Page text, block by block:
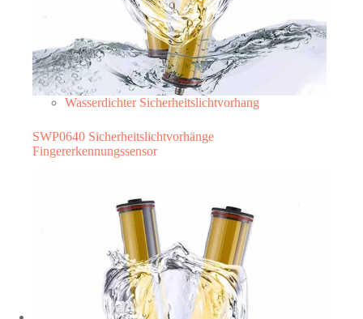
Wasserdichter Sicherheitslichtvorhang
SWP0640 Sicherheitslichtvorhänge
Fingererkennungssensor